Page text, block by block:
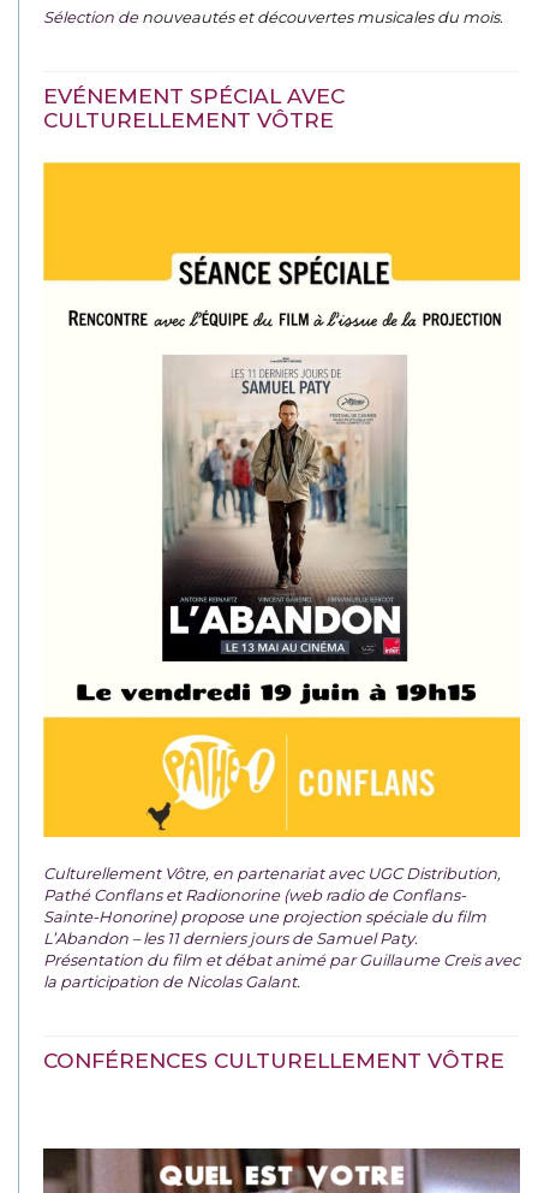
Sélection denouveautés et découvertes musicales du mois.
EVÉNEMENT SPÉCIAL AVEC
CULTURELLEMENT VÔTRE
Culturellement Vôtre, en partenariat avec UGC Distribution,
Pathé Conflans et Radionorine (web radio de Conflans-
Sainte-Honorine) propose une projection spéciale du film
L’Abandon – les 11 derniers jours de Samuel Paty.
Présentation du film et débat animé par Guillaume Creis avec
la participation de Nicolas Galant.
CONFÉRENCES CULTURELLEMENT VÔTRE